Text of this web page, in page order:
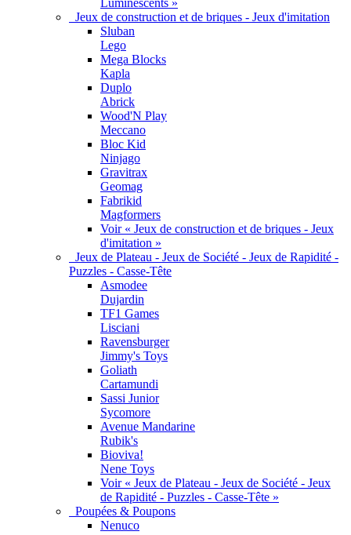
Luminescents »
Jeux de construction et de briques - Jeux d'imitation
Sluban
Lego
Mega Blocks
Kapla
Duplo
Abrick
Wood'N Play
Meccano
Bloc Kid
Ninjago
Gravitrax
Geomag
Fabrikid
Magformers
Voir « Jeux de construction et de briques - Jeux
d'imitation »
Jeux de Plateau - Jeux de Société - Jeux de Rapidité -
Puzzles - Casse-Tête
Asmodee
Dujardin
TF1 Games
Lisciani
Ravensburger
Jimmy's Toys
Goliath
Cartamundi
Sassi Junior
Sycomore
Avenue Mandarine
Rubik's
Bioviva!
Nene Toys
Voir « Jeux de Plateau - Jeux de Société - Jeux
de Rapidité - Puzzles - Casse-Tête »
Poupées & Poupons
Nenuco